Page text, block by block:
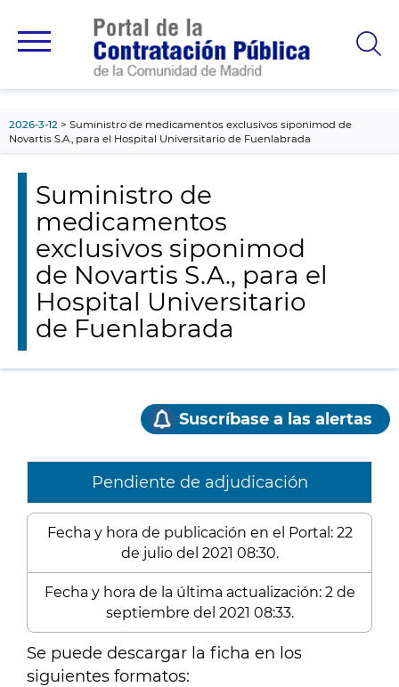
principal
2026-3-12
Suministro de medicamentos exclusivos siponimod de
Novartis S.A., para el Hospital Universitario de Fuenlabrada
Suministro de
medicamentos
exclusivos siponimod
de Novartis S.A., para el
Hospital Universitario
de Fuenlabrada
Suscríbase a las alertas
Pendiente de adjudicación
Fecha y hora de publicación en el Portal: 22
de julio del 2021 08:30.
Fecha y hora de la última actualización: 2 de
septiembre del 2021 08:33.
Se puede descargar la ficha en los
siguientes formatos: